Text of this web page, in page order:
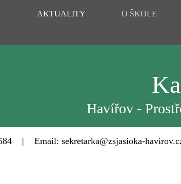
AKTUALITY O ŠKOLE
Havířov -
| Email: sekretarka@zsjasioka-